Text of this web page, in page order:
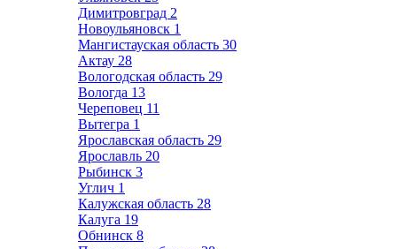
Димитровград 2
Новоульяновск 1
Мангистауская область 30
Актау 28
Вологодская область 29
Вологда 13
Череповец 11
Вытегра 1
Ярославская область 29
Ярославль 20
Рыбинск 3
Углич 1
Калужская область 28
Калуга 19
Обнинск 8